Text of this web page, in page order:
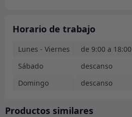
Horario de trabajo
Lunes - Viernes
de 9:00 a 18:00
Sábado
descanso
Domingo
descanso
Productos similares